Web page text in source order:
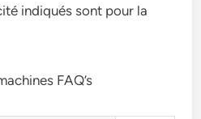
indiqués sont pour la
FAQ’s